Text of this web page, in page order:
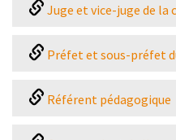
Juge et vice-juge de la
Préfet et sous-préfet
Référent pédagogique